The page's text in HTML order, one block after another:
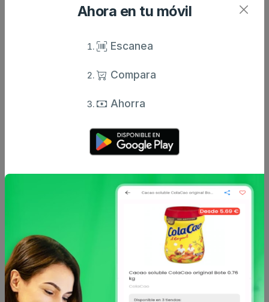
choco nata hacendado
Hacendado
mochi hacendado caja
216 ml
Hacendado
Helado turrón
hacendado bote 500 ml
Hacendado
ultracongelados caja
0.4 kg
Ahora en tu móvil
Escanea
Compara
Ahorra